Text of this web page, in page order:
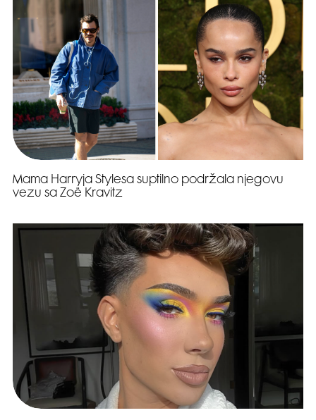
Mama Harryja Stylesa suptilno podržala njegovu
vezu sa Zoë Kravitz